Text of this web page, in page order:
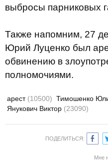
выбросы парниковых
Также напомним, 27
Юрий Луценко был
обвинению в
полномочиями.
арест (10500) Тимошенко
Янукович Виктор (23090)
ПОДЕЛИТЬСЯ:
Мне